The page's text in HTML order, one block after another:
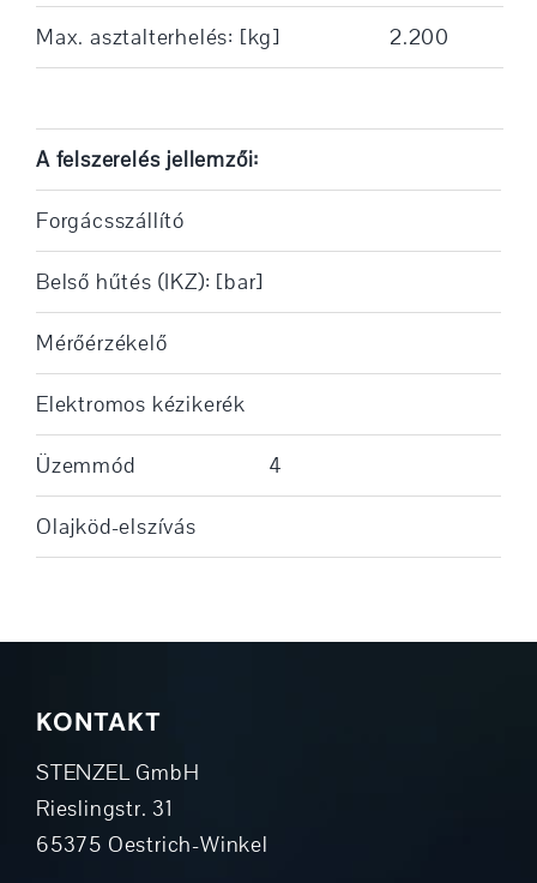
Max. asztalterhelés: [kg] 2.200
A felszerelés jellemzői:
Forgácsszállító
Belső hűtés (IKZ): [bar]
Mérőérzékelő
Elektromos kézikerék
Üzemmód 4
Olajköd-elszívás
KONTAKT
STENZEL GmbH
Rieslingstr. 31
65375 Oestrich-Winkel